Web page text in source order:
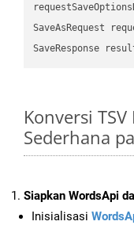
SaveAsRequest
Konversi
Sederhana
Siapkan WordsApi
Inisialisasi